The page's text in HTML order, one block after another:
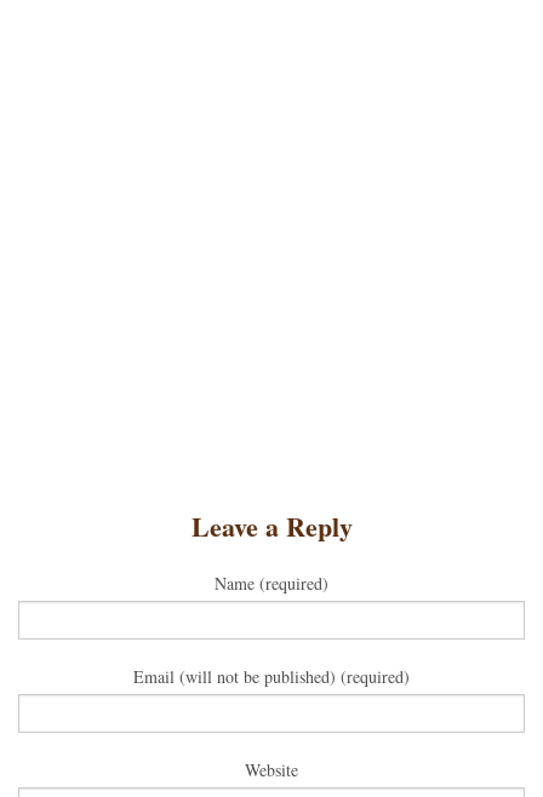
Leave a Reply
Name (required)
Email (will not be published) (required)
Website